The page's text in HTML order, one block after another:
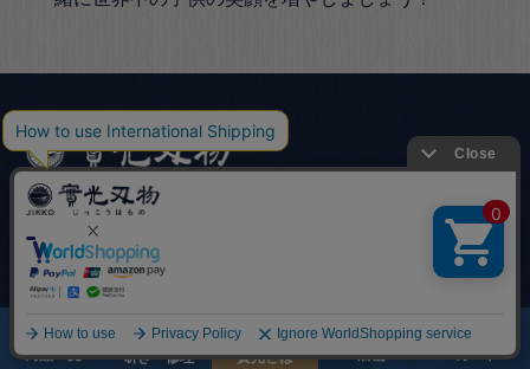
包丁商品一覧
和包丁
料理人・プロ用おすすめ
商品一覧 研ぎ・修理 實光とは 店舗 カート